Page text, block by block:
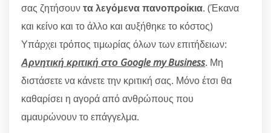
σας ζητήσουντα λεγόμενα πανοπροίκια. (Έκανα
και κείνο και το άλλο και αυξήθηκε το κόστος)
Υπάρχει τρόπος τιμωρίας όλων των επιτήδειων:
Αρνητική κριτική στο Google my Business. Μη
διστάσετε να κάνετε την κριτική σας. Μόνο έτσι θα
καθαρίσει η αγορά από ανθρώπους που
αμαυρώνουν το επάγγελμα.